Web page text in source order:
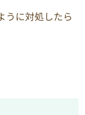
うに対処したら